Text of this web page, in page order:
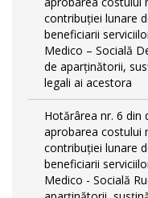
contribuției lunare
beneficiarii
Medico – Socială
de aparținătorii,
legali ai acestora
Hotărârea nr. 6 din
aprobarea costului
contribuției lunare
beneficiarii
Medico - Socială